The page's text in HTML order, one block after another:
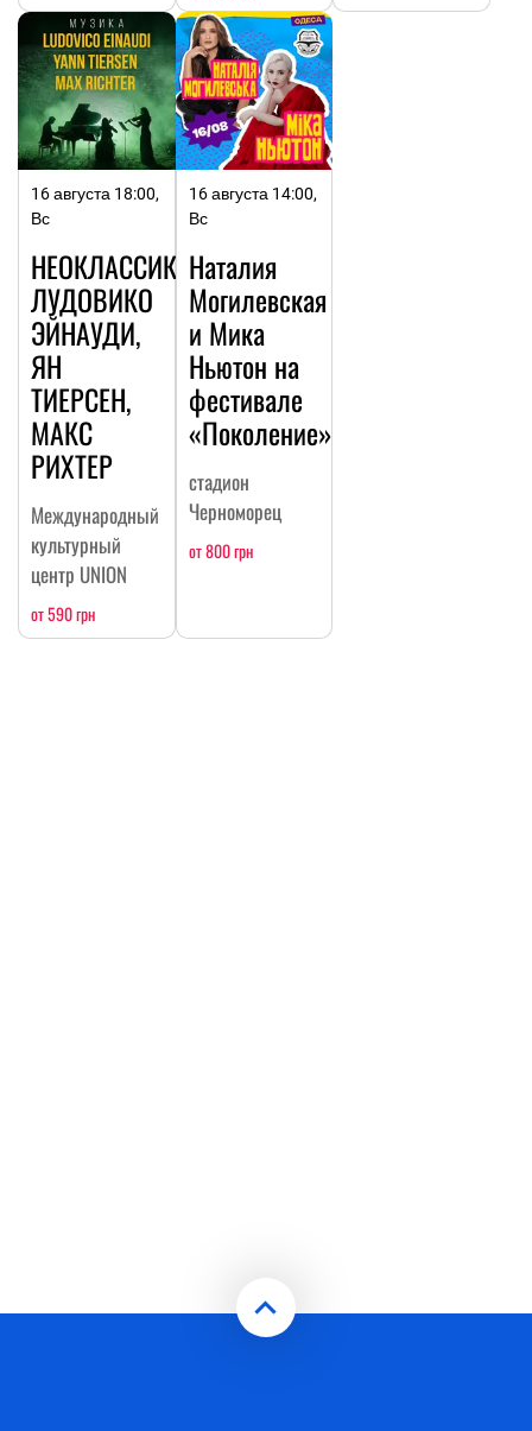
16 августа 18:00,
Вс
НЕОКЛАССИКА:
ЛУДОВИКО
ЭЙНАУДИ,
ЯН
ТИЕРСЕН,
МАКС
РИХТЕР
Международный
культурный
центр UNION
от 590 грн
16 августа 14:00,
Вс
Наталия
Могилевская
и Мика
Ньютон на
фестивале
«Поколение»
стадион
Черноморец
от 800 грн